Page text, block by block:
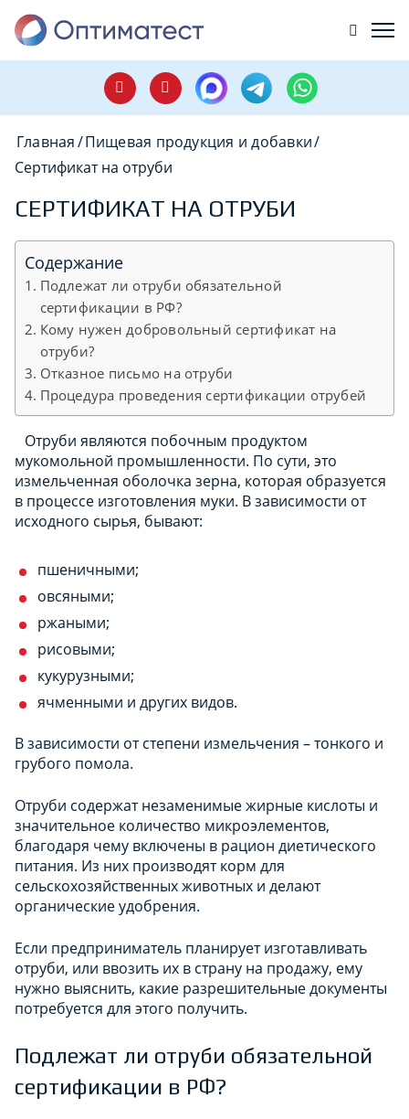
Главная/Пищевая продукция и добавки/
Сертификат на отруби
СЕРТИФИКАТ НА ОТРУБИ
Содержание
Подлежат ли отруби обязательной
сертификации в РФ?
Кому нужен добровольный сертификат на
отруби?
Отказное письмо на отруби
Процедура проведения сертификации отрубей
Отруби являются побочным продуктом
мукомольной промышленности. По сути, это
измельченная оболочка зерна, которая образуется
в процессе изготовления муки. В зависимости от
исходного сырья, бывают:
пшеничными;
овсяными;
ржаными;
рисовыми;
кукурузными;
ячменными и других видов.
В зависимости от степени измельчения – тонкого и
грубого помола.
Отруби содержат незаменимые жирные кислоты и
значительное количество микроэлементов,
благодаря чему включены в рацион диетического
питания. Из них производят корм для
сельскохозяйственных животных и делают
органические удобрения.
Если предприниматель планирует изготавливать
отруби, или ввозить их в страну на продажу, ему
нужно выяснить, какие разрешительные документы
потребуется для этого получить.
Подлежат ли отруби обязательной
сертификации в РФ?